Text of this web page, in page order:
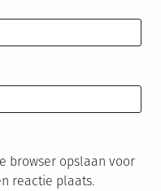
browser opslaan voor
reactie plaats.